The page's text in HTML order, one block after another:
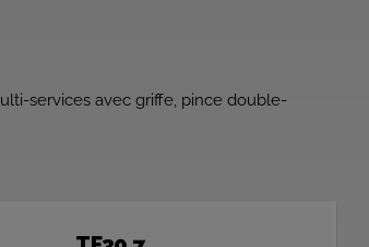
services avec griffe, pince double-